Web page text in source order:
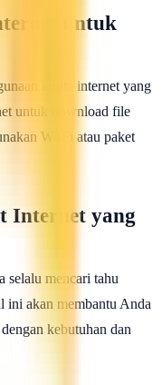
untuk
kuota internet yang
untuk download file
Wi-Fi atau paket
Internet yang
selalu mencari tahu
ini akan membantu Anda
kebutuhan dan